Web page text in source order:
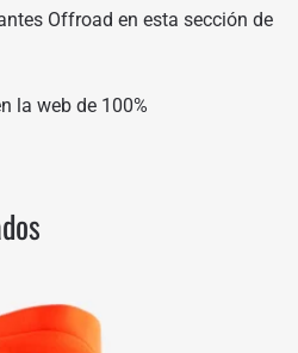
Offroad en esta sección de
la web de 100%